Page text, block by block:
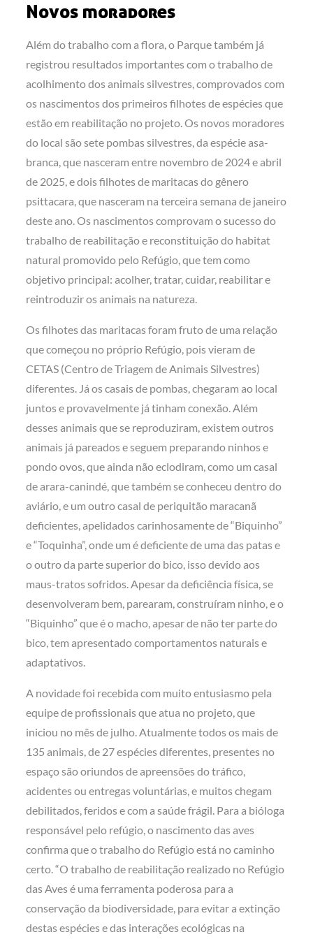
Novos moradores
Além do trabalho com a flora, o Parque também já
registrou resultados importantes com o trabalho de
acolhimento dos animais silvestres, comprovados com
os nascimentos dos primeiros filhotes de espécies que
estão em reabilitação no projeto. Os novos moradores
do local são sete pombas silvestres, da espécie asa-
branca, que nasceram entre novembro de 2024 e abril
de 2025, e dois filhotes de maritacas do gênero
psittacara, que nasceram na terceira semana de janeiro
deste ano. Os nascimentos comprovam o sucesso do
trabalho de reabilitação e reconstituição do habitat
natural promovido pelo Refúgio, que tem como
objetivo principal: acolher, tratar, cuidar, reabilitar e
reintroduzir os animais na natureza.
Os filhotes das maritacas foram fruto de uma relação
que começou no próprio Refúgio, pois vieram de
CETAS (Centro de Triagem de Animais Silvestres)
diferentes. Já os casais de pombas, chegaram ao local
juntos e provavelmente já tinham conexão. Além
desses animais que se reproduziram, existem outros
animais já pareados e seguem preparando ninhos e
pondo ovos, que ainda não eclodiram, como um casal
de arara-canindé, que também se conheceu dentro do
aviário, e um outro casal de periquitão maracanã
deficientes, apelidados carinhosamente de “Biquinho”
e “Toquinha”, onde um é deficiente de uma das patas e
o outro da parte superior do bico, isso devido aos
maus-tratos sofridos. Apesar da deficiência física, se
desenvolveram bem, parearam, construíram ninho, e o
“Biquinho” que é o macho, apesar de não ter parte do
bico, tem apresentado comportamentos naturais e
adaptativos.
A novidade foi recebida com muito entusiasmo pela
equipe de profissionais que atua no projeto, que
iniciou no mês de julho. Atualmente todos os mais de
135 animais, de 27 espécies diferentes, presentes no
espaço são oriundos de apreensões do tráfico,
acidentes ou entregas voluntárias, e muitos chegam
debilitados, feridos e com a saúde frágil. Para a bióloga
responsável pelo refúgio, o nascimento das aves
confirma que o trabalho do Refúgio está no caminho
certo. “O trabalho de reabilitação realizado no Refúgio
das Aves é uma ferramenta poderosa para a
conservação da biodiversidade, para evitar a extinção
destas espécies e das interações ecológicas na